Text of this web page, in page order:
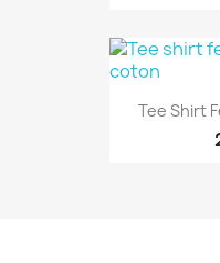
Tee Shirt